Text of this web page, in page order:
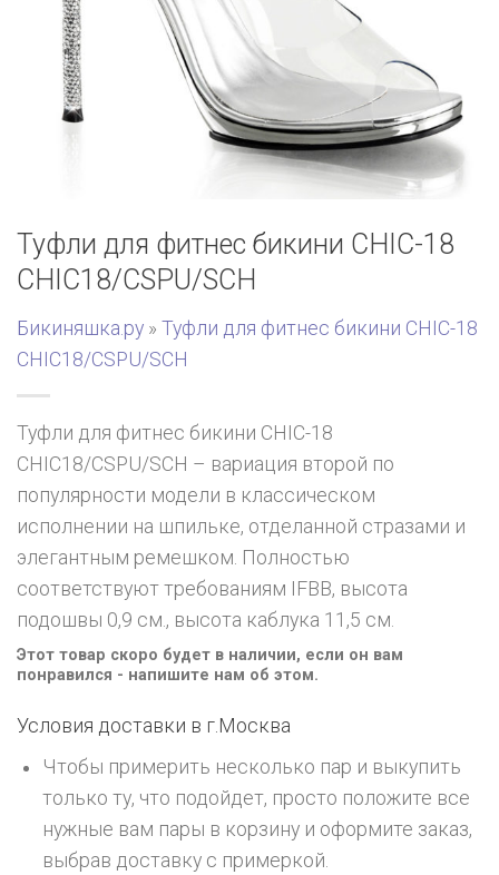
Туфли для фитнес бикини CHIC-18
CHIC18/CSPU/SCH
Бикиняшка.ру » Туфли для фитнес бикини CHIC-18
CHIC18/CSPU/SCH
Туфли для фитнес бикини CHIC-18
CHIC18/CSPU/SCH – вариация второй по
популярности модели в классическом
исполнении на шпильке, отделанной стразами и
элегантным ремешком. Полностью
соответствуют требованиям IFBB, высота
подошвы 0,9 см., высота каблука 11,5 см.
Этот товар скоро будет в наличии, если он вам
понравился - напишите нам об этом.
Условия доставки в г. Москва
Чтобы примерить несколько пар и выкупить
только ту, что подойдет, просто положите все
нужные вам пары в корзину и оформите заказ,
выбрав доставку с примеркой.